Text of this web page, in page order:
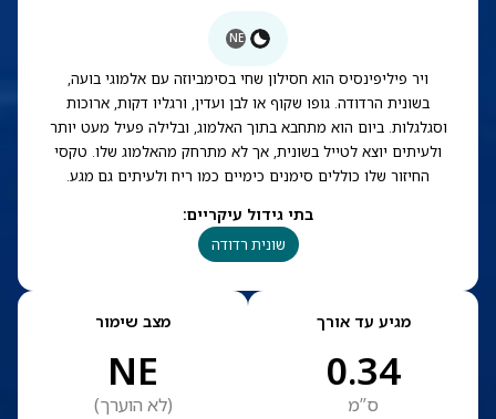
NE
ויר פיליפינסיס הוא חסילון שחי בסימביוזה עם אלמוגי בועה,
בשונית הרדודה. גופו שקוף או לבן ועדין, ורגליו דקות, ארוכות
וסגלגלות. ביום הוא מתחבא בתוך האלמוג, ובלילה פעיל מעט יותר
ולעיתים יוצא לטייל בשונית, אך לא מתרחק מהאלמוג שלו. טקסי
החיזור שלו כוללים סימנים כימיים כמו ריח ולעיתים גם מגע.
בתי גידול עיקריים:
שונית רדודה
מגיע עד אורך
0.34
ס”מ
מצב שימור
NE
(לא הוערך)